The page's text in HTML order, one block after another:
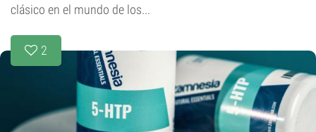
clásico en el mundo de los...
2